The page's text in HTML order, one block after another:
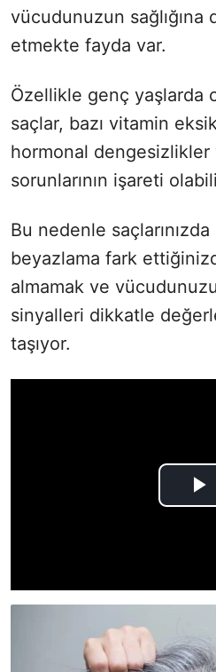
vücudunuzun sağlığına
etmekte fayda var.
Özellikle genç yaşlarda
saçlar, bazı vitamin
hormonal dengesizlikler
sorunlarının işareti
Bu nedenle
beyazlama fark
almamak ve
sinyalleri dikkatle
taşıyor.